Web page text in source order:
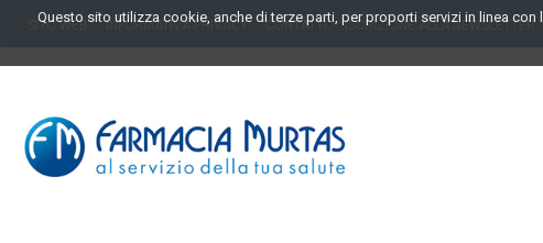
PassaQuesto sito utilizza cookie, anche di terze parti, per proporti servizi in linea
SITO WEB INFORMATIVA PRIVACY CONTATTI ISCRIZIONE ALLA NEWSLETTER
SCANO